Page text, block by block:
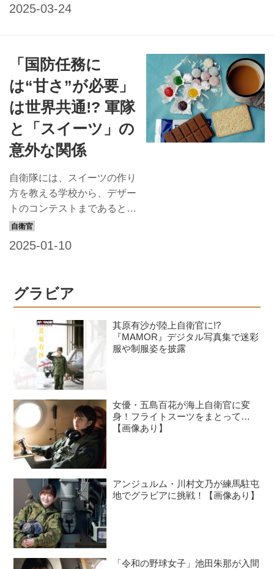
真。（1）～（5）のレシピ
食べやすい大きさに...
承されている郷土料理で、鶏
肉と野菜のあっさり汁物。古
里を思わせる、おふくろの味
です。料理名の由来も必見！
玄界灘の領空を守る背振山分
屯基地 航空自衛隊背振山分
屯基地は、佐賀県と福岡県に
最も高い山である脊振山の山
頂にレーダー基地を有してい
ます。 標高は1055メートル
で、九州とはいえ、冬の気候
は厳しく、例年積雪が観測さ
「国防任務に
は“甘さ”が必要」
は世界共通!? 軍隊
と「スイーツ」の
意外な関係
自衛隊には、スイーツの作り
方を教える学校から、デザー
トのコンテストまであると知
っていましたか？ フランス
軍やイタリア軍のレーション
そんな世界の軍隊とスイーツ
の関係について、長年、各国
義信氏にリポートしてもらお
う。 1990年代の取材情報に
加え、現状についても付記し
ていただいた。「国防任務に
は甘さが必要」なのは、グロ
ーバル・スタンダードのよう
だ。 外国軍のレーションに
は「スイーツ」が含まれてい
ることが多い 砂糖のエネル
ギーは、穀物の主成分である
炭水化物とほぼ同じ、1グラ
ム当たり約4キロカロリー。
しかも消化吸収が...
グラビア
其原有沙が陸上自衛官に!?
『MAMOR』デジタル写真集で迷彩
服や制服姿を披露
女優・五島百花が海上自衛官に変
身！フライトスーツをまとって…
【画像あり】
アンジュルム・川村文乃が練馬駐屯
地でグラビアに挑戦！【画像あり】
「令和の野球女子」池田朱那が入間